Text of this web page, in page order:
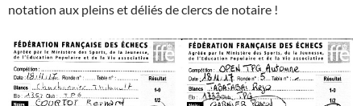
notation aux pleins et déliés de clercs de notaire !